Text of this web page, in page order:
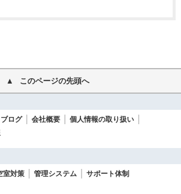
このページの先頭へ
ログ 会社概要
個人情報の取り扱い
室対策 管理システム サポート体制